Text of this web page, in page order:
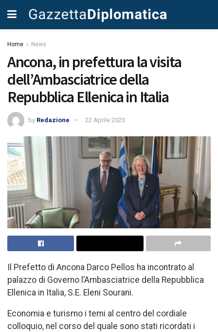
Home News
Ancona, in prefettura la visita
dell’Ambasciatrice della
Repubblica Ellenica in Italia
by Redazione 22 Aprile 2023
Il Prefetto di Ancona Darco Pellos ha incontrato al
palazzo di Governo l’Ambasciatrice della Repubblica
Ellenica in Italia, S.E. Eleni Sourani.
Economia e turismo i temi al centro del cordiale
colloquio, nel corso del quale sono stati ricordati i